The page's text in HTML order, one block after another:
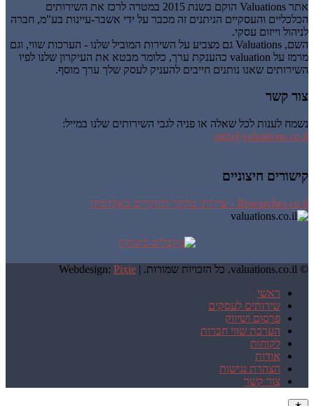
אתר Valuations הוקם בשנת 2015 במטרה לרכז את השירותים
הכלכליים והעסקיים הניתנים זה מכבר על ידי אשבר-עיינות בע"מ, חברה
לניהול וייזום עסקי.
השם, Valuations גם מצביע על השירות המוביל שלנו - הערכות שווי, וגם
מרמז על valuation כהענקת ערך, כלומר מבטא את העיקרון שלנו לפיו
השירותים שאנו נותנים חייבים להעניק לעסק שלך ערך מוסף.
צור קשר
נשמח לענות לכל שאלה או פניה לגבי השירותים שלנו במייל:
info@valuations.co.il
קישורים חיצוניים
Researches.co.il - שירותי מחקר לחוקרים באקדמיה
© valuations.co.il. כל הזכויות שמורות. | Webdesign: Pixie
ראשי
שירותים לעסקים
פרסום ושיווק
הערכת שווי חברות
לקוחות
אודות
הצהרת נגישות
צור קשר